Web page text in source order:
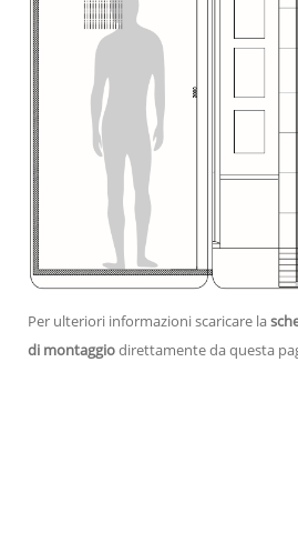
Per ulteriori informazioni scaricare la
di montaggiodirettamente da questa